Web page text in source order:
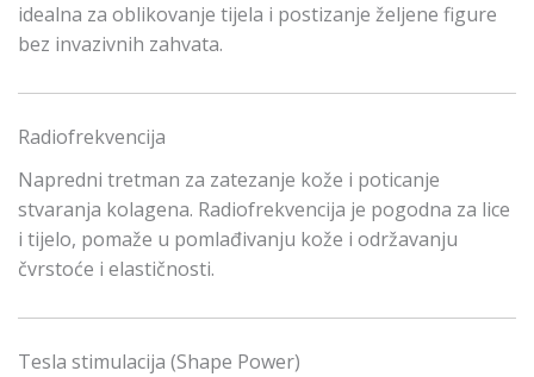
idealna za oblikovanje tijela i postizanje željene figure
bez invazivnih zahvata.
Radiofrekvencija
Napredni tretman za zatezanje kože i poticanje
stvaranja kolagena. Radiofrekvencija je pogodna za lice
i tijelo, pomaže u pomlađivanju kože i održavanju
čvrstoće i elastičnosti.
Tesla stimulacija (Shape Power)